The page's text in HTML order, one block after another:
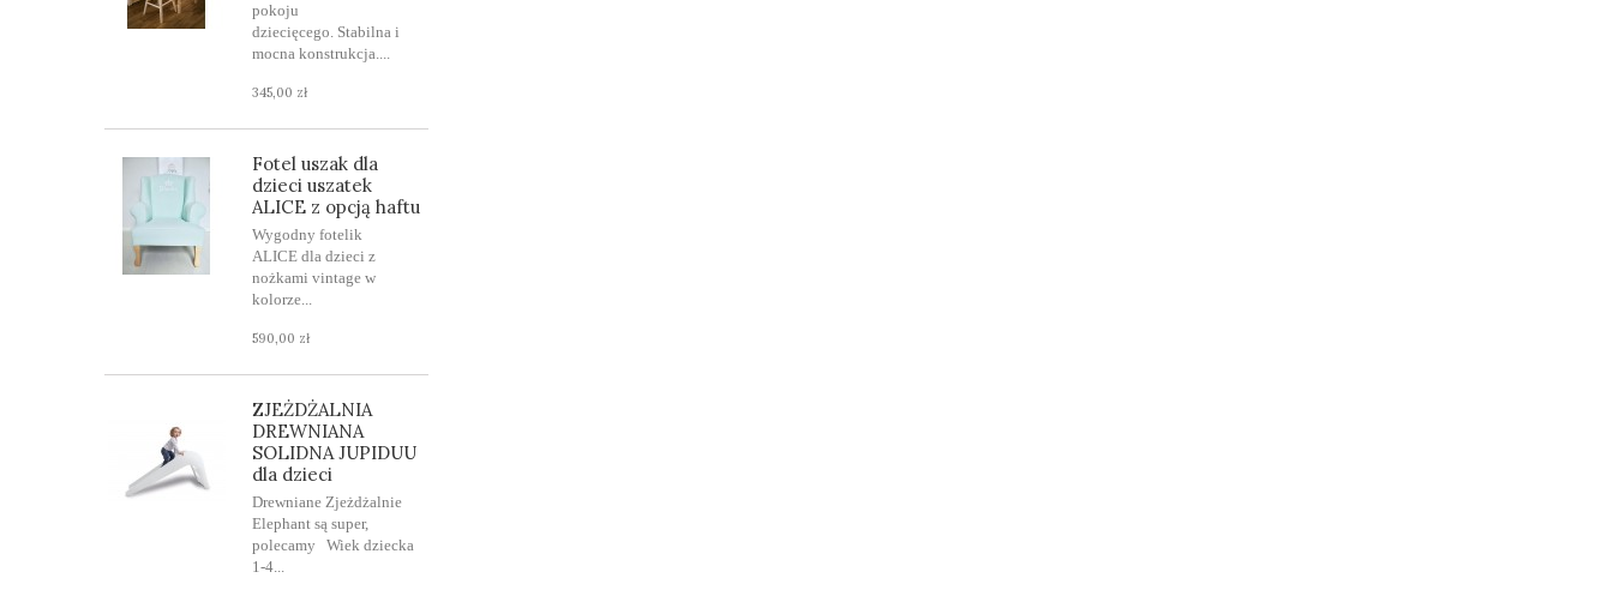
pokoju
dziecięcego. Stabilna i
mocna konstrukcja....
345,00 zł
Fotel uszak dla
dzieci uszatek
ALICE z opcją haftu
Wygodny fotelik
ALICE dla dzieci z
nożkami vintage w
kolorze...
590,00 zł
ZJEŻDŻALNIA
DREWNIANA
SOLIDNA JUPIDUU
dla dzieci
Drewniane Zjeżdżalnie
Elephant są super,
polecamy Wiek dziecka
1-4...